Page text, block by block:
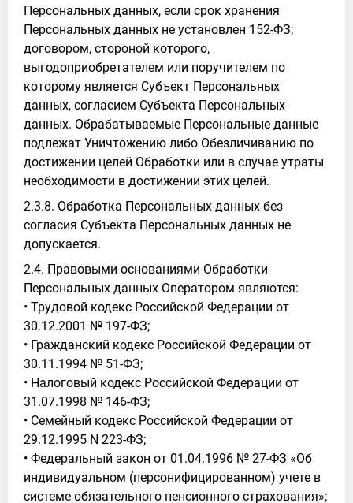
Персональных данных, если срок хранения
Персональных данных не установлен 152-ФЗ;
договором, стороной которого,
выгодоприобретателем или поручителем по
которому является Субъект Персональных
данных, согласием Субъекта Персональных
данных. Обрабатываемые Персональные данные
подлежат Уничтожению либо Обезличиванию по
достижении целей Обработки или в случае утраты
необходимости в достижении этих целей.
2.3.8. Обработка Персональных данных без
согласия Субъекта Персональных данных не
допускается.
2.4. Правовыми основаниями Обработки
Персональных данных Оператором являются:
• Трудовой кодекс Российской Федерации от
30.12.2001 № 197-ФЗ;
• Гражданский кодекс Российской Федерации от
30.11.1994 № 51-ФЗ;
• Налоговый кодекс Российской Федерации от
31.07.1998 № 146-ФЗ;
• Семейный кодекс Российской Федерации от
29.12.1995 N 223-ФЗ;
• Федеральный закон от 01.04.1996 № 27-ФЗ «Об
индивидуальном (персонифицированном) учете в
системе обязательного пенсионного страхования»;